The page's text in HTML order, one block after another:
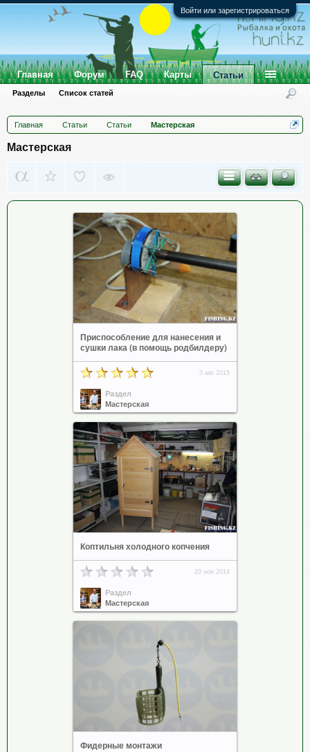
Войти или зарегистрироваться
Главная Статьи Статьи Мастерская
Мастерская
Приспособление для нанесения и
сушки лака (в помощь родбилдеру)
3 авг 2015
Раздел
Мастерская
Коптильня холодного копчения
20 ноя 2014
Раздел
Мастерская
Фидерные монтажи
Главная Форум FAQ Карты Статьи
Разделы Список статей